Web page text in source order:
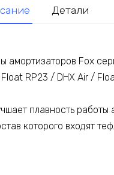
Детали
амортизаторов Fox
RP23 / DHX Air /
плавность работы
которого входят